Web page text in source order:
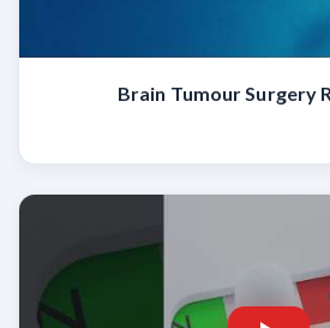
Brain Tumour Surgery